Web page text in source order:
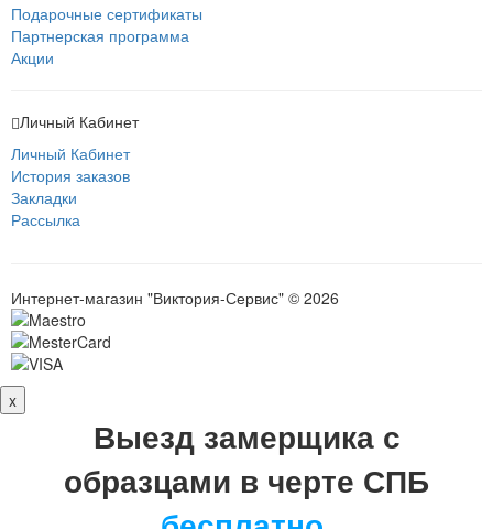
Подарочные сертификаты
Партнерская программа
Акции
Личный Кабинет
Личный Кабинет
История заказов
Закладки
Рассылка
Интернет-магазин "Виктория-Сервис" © 2026
x
Выезд замерщика с
образцами в черте СПБ